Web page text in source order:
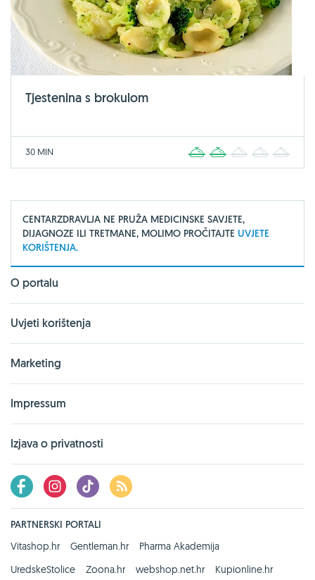
Tjestenina s brokulom
30 MIN 2 3 4
CENTARZDRAVLJA NE PRUŽA MEDICINSKE SAVJETE,
DIJAGNOZE ILI TRETMANE, MOLIMO PROČITAJTE UVJETE
KORIŠTENJA.
O portalu
Uvjeti korištenja
Marketing
Impressum
Izjava o privatnosti
PARTNERSKI PORTALI
Vitashop.hr
Gentleman.hr
Pharma Akademija
UredskeStolice
Zoona.hr webshop.net.hr Kupionline.hr